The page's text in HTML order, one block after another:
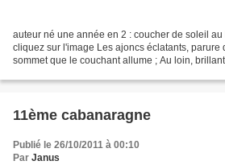
auteur né une année en 2 : coucher de soleil
cliquez sur l'image Les ajoncs éclatants, parure
sommet que le couchant allume ; Au loin,
11ème cabanaragne
Publié le 26/10/2011 à 00:10
Par Janus